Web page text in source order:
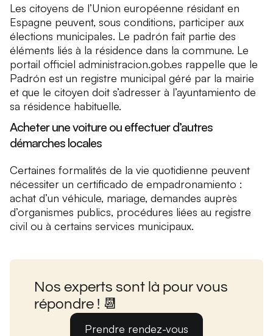
Les citoyens de l’Union européenne résidant en
Espagne peuvent, sous conditions, participer aux
élections municipales. Le padrón fait partie des
éléments liés à la résidence dans la commune. Le
portail officiel administracion.gob.es rappelle que le
Padrón est un registre municipal géré par la mairie
et que le citoyen doit s’adresser à l’ayuntamiento de
sa résidence habituelle.
Acheter une voiture ou effectuer d’autres
démarches locales
Certaines formalités de la vie quotidienne peuvent
nécessiter un certificado de empadronamiento :
achat d’un véhicule, mariage, demandes auprès
d’organismes publics, procédures liées au registre
civil ou à certains services municipaux.
Nos experts sont là pour vous
répondre ! 📆
Prendre rendez-vous